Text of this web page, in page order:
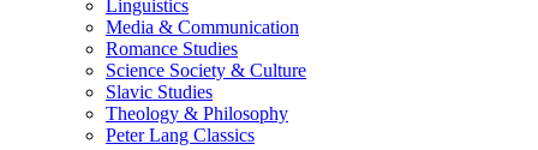
Linguistics
Media & Communication
Romance Studies
Science Society & Culture
Slavic Studies
Theology & Philosophy
Peter Lang Classics